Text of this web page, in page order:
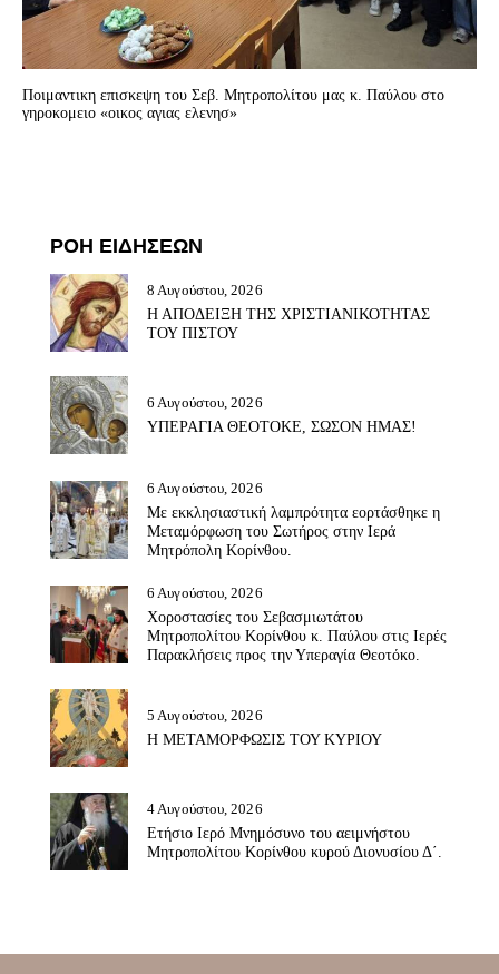
Ποιμαντικη επισκεψη του Σεβ. Mητροπολίτου μας κ. Παύλου στο
γηροκομειο «οικος αγιας ελενησ»
ΡΟΗ ΕΙΔΗΣΕΩΝ
8 Αυγούστου, 2026
Η ΑΠΟΔΕΙΞΗ ΤΗΣ ΧΡΙΣΤΙΑΝΙΚΟΤΗΤΑΣ
ΤΟΥ ΠΙΣΤΟΥ
6 Αυγούστου, 2026
ΥΠΕΡΑΓΙΑ ΘΕΟΤΟΚΕ, ΣΩΣΟΝ ΗΜΑΣ!
6 Αυγούστου, 2026
Με εκκλησιαστική λαμπρότητα εορτάσθηκε η
Μεταμόρφωση του Σωτήρος στην Ιερά
Μητρόπολη Κορίνθου.
6 Αυγούστου, 2026
Χοροστασίες του Σεβασμιωτάτου
Μητροπολίτου Κορίνθου κ. Παύλου στις Ιερές
Παρακλήσεις προς την Υπεραγία Θεοτόκο.
5 Αυγούστου, 2026
Η ΜΕΤΑΜΟΡΦΩΣΙΣ ΤΟΥ ΚΥΡΙΟΥ
4 Αυγούστου, 2026
Ετήσιο Ιερό Μνημόσυνο του αειμνήστου
Μητροπολίτου Κορίνθου κυρού Διονυσίου Δ΄.